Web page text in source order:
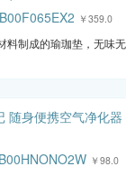
￥359.0
料制成的瑜珈垫，无味无
￥98.0